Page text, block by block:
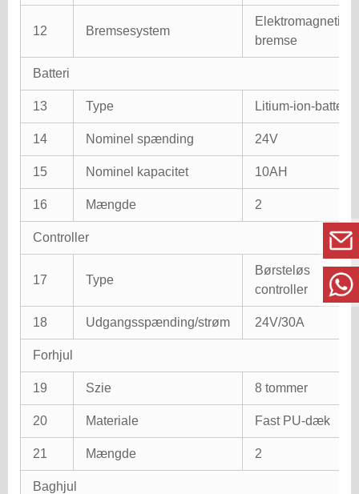
12 Bremsesystem
Elektromagnetisk
bremse
Batteri
13 Type Litium-ion-batteri
14 Nominel spænding 24V
15 Nominel kapacitet 10AH
16 Mængde 2
Controller
17 Type
Børsteløs
controller
18 Udgangsspænding/strøm 24V/30A
Forhjul
19 Szie 8 tommer
20 Materiale Fast PU-dæk
21 Mængde 2
Baghjul